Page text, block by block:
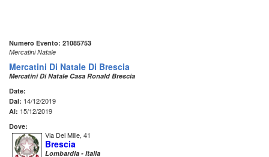
Numero Evento: 21085753
Mercatini Natale
Mercatini Di Natale Di Brescia
Mercatini Di Natale Casa Ronald Brescia
Date:
Dal: 14/12/2019
Al: 15/12/2019
Dove:
Via Dei Mille, 41
Brescia
Lombardia - Italia